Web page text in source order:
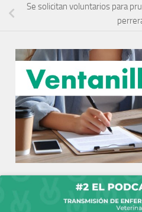
Se solicitan voluntarios para